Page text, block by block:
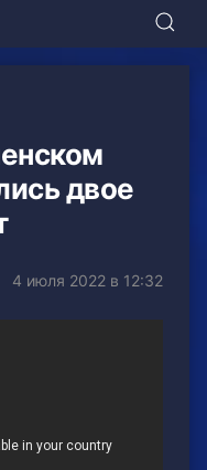
двое
4 июля 2022 в 12:32